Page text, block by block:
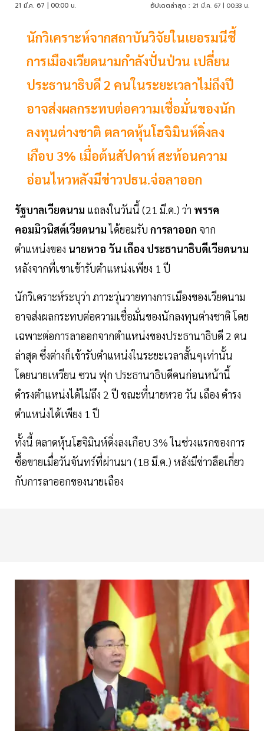
21 มี.ค. 67 | 00:00 น. อัปเดตล่าสุด : 21 มี.ค. 67 | 00:33 น.
นักวิเคราะห์จากสถาบันวิจัยในเยอรมนีชี้
การเมืองเวียดนามกำลังปั่นป่วน เปลี่ยน
ประธานาธิบดี 2 คนในระยะเวลาไม่ถึงปี
อาจส่งผลกระทบต่อความเชื่อมั่นของนัก
ลงทุนต่างชาติ ตลาดหุ้นโฮจิมินห์ดิ่งลง
เกือบ 3% เมื่อต้นสัปดาห์ สะท้อนความ
อ่อนไหวหลังมีข่าวปธน.จ่อลาออก
รัฐบาลเวียดนาม แถลงในวันนี้ (21 มี.ค.) ว่า พรรค
คอมมิวนิสต์เวียดนามได้ยอมรับ การลาออก จาก
ตำแหน่งของ นายหวอ วัน เถือง ประธานาธิบดีเวียดนาม
หลังจากที่เขาเข้ารับตำแหน่งเพียง 1 ปี
นักวิเคราะห์ระบุว่า ภาวะวุ่นวายทางการเมืองของเวียดนาม
อาจส่งผลกระทบต่อความเชื่อมั่นของนักลงทุนต่างชาติ โดย
เฉพาะต่อการลาออกจากตำแหน่งของประธานาธิบดี 2 คน
ล่าสุด ซึ่งต่างก็เข้ารับตำแหน่งในระยะเวลาสั้นๆเท่านั้น
โดยนายเหวียน ซวน ฟุก ประธานาธิบดีคนก่อนหน้านี้
ดำรงตำแหน่งได้ไม่ถึง 2 ปี ขณะที่นายหวอ วัน เถือง ดำรง
ตำแหน่งได้เพียง 1 ปี
ทั้งนี้ ตลาดหุ้นโฮจิมินห์ดิ่งลงเกือบ 3% ในช่วงแรกของการ
ซื้อขายเมื่อวันจันทร์ที่ผ่านมา (18 มี.ค.) หลังมีข่าวลือเกี่ยว
กับการลาออกของนายเถือง